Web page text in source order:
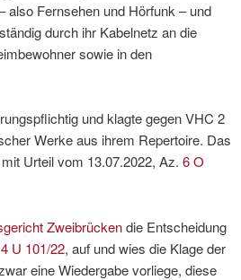
also Fernsehen und Hörfunk – und
durch ihr Kabelnetz an die
sowie in den
und klagte gegen VHC 2
Werke aus ihrem Repertoire. Das
Urteil vom 13.07.2022, Az. 6 O
Zweibrückendie Entscheidung
4 U 101/22, auf und wies die Klage der
eine Wiedergabe vorliege, diese